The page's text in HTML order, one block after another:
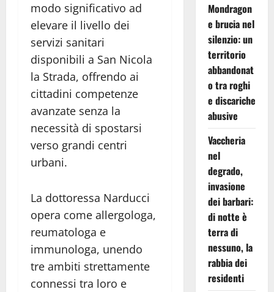
modo significativo ad
elevare il livello dei
servizi sanitari
disponibili a San Nicola
la Strada, offrendo ai
cittadini competenze
avanzate senza la
necessità di spostarsi
verso grandi centri
urbani.
La dottoressa Narducci
opera come allergologa,
reumatologa e
immunologa, unendo
tre ambiti strettamente
connessi tra loro e
Mondragon
e brucia nel
silenzio: un
territorio
abbandonat
o tra roghi
e discariche
abusive
Vaccheria
nel
degrado,
invasione
dei barbari:
di notte è
terra di
nessuno, la
rabbia dei
residenti